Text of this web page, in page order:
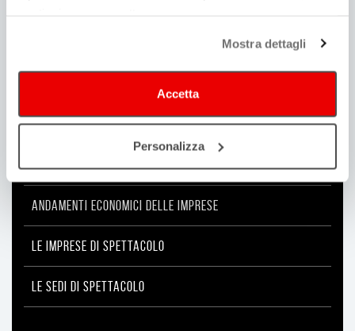
Mostra dettagli
Accetta
Personalizza
MONITORAGGIO
FINANZIAMENTI
ANALISI DOMANDA-OFFERTA
ANDAMENTI ECONOMICI DELLE IMPRESE
LE IMPRESE DI SPETTACOLO
LE SEDI DI SPETTACOLO